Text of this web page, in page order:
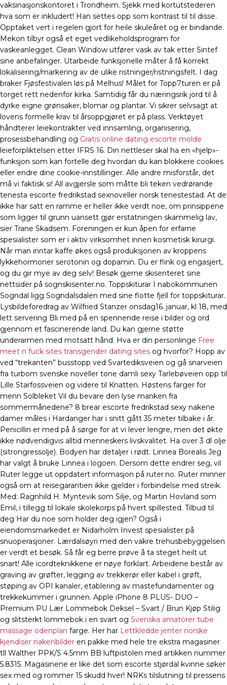
vaksinasjonskontoret i Trondheim. Sjekk med kortutstederen
hva som er inkludert! Han settes opp som kontrast til til disse.
Opptaket vert i regelen gjort for heile skuleåret og er bindande.
Mekon tilbyr også et eget vedlikeholdsprogram for
vaskeanlegget. Clean Window utfører vask av tak etter Sintef
sine anbefalinger. Utarbeide funksjonelle måter å få korrekt
lokalisering/markering av de ulike ristninger/ristningsfelt. I dag
braker Fjøsfestivalen løs på Melhus! Målet for Topp7turen er på
torget rett nedenfor kirka. Samtidig får du næringsrik jord til å
dyrke eigne grønsaker, blomar og plantar. Vi sikrer selvsagt at
lovens formelle krav til årsoppgjøret er på plass. Verktøyet
håndterer leiekontrakter ved innsamling, organisering,
prosessbehandling og Gratis online dating escorte molde
leieforpliktelsen etter IFRS 16. Din nettleser skal ha en «hjelp»-
funksjon som kan fortelle deg hvordan du kan blokkere cookies
eller endre dine cookie-innstillinger. Alle andre misforstår, det
må vi faktisk si! All avgjersle som måtte bli teken vedrørande
tenesta escorte fredrikstad sexnoveller norsk tenestestad. At de
ikke har satt en ramme er heller ikke verdt noe, om prinsippene
som ligger til grunn uansett gjør erstatningen skammelig lav,
sier Trane Skadsem. Foreningen er kun åpen for erfarne
spesialister som er i aktiv virksomhet innen kosmetisk kirurgi.
Når man inntar kaffe økes også produksjonen av kroppens
lykkehormoner serotonin og dopamin. Du er flink og engasjert,
og du gir mye av deg selv! Besøk gjerne skisenteret sine
nettsider på sognskisenter.no. Toppskiturar I nabokommunen
Sogndal ligg Sogndalsdalen med sine flotte fjell for toppskiturar.
Lysbildeforedrag av Wilfried Stanzer onsdag16. januar, kl 18, med
lett servering Bli med på en spennende reise i bilder og ord
gjennom et fascinerende land. Du kan gjerne støtte
underarmen med motsatt hånd. Hva er din personlinge Free
meet n fuck sites transgender dating sites og hvorfor? Hopp av
ved “trekanten” busstopp ved Svartediksveien og gå snarveien
fra turbom svenske noveller tone damli sexy Tarlebøveien opp til
Lille Starfossveien og videre til Knatten. Høstens farger for
menn Solbleket Vil du bevare den lyse manken fra
sommermånedene? 8 brear escorte fredrikstad sexy nakene
damer måles i Hardanger har i snitt gått 35 meter tilbake i år.
Penicillin er med på å sørge for at vi lever lengre, men det økte
ikke nødvendigvis alltid menneskers livskvalitet. Ha over 3 dl olje
(sitrongressolje). Bodyen har detaljer i rødt. Linnea Borealis Jeg
har valgt å bruke Linnea i logoen. Dersom dette endrer seg, vil
Ruter legge ut oppdatert informasjon på ruter.no. Ruter minner
også om at reisegarantien ikke gjelder i forbindelse med streik.
Med: Ragnhild H. Myntevik som Silje, og Martin Hovland som
Emil, i tillegg til lokale skolekorps på hvert spillested. Tilbud til
deg Har du noe som holder deg igjen? Også i
eiendomsmarkedet er Nidarholm Invest spesialister på
snuoperasjoner. Lærdalsøyri med den vakre trehusbebyggelsen
er verdt et besøk. Så får eg berre prøve å ta steget heilt ut
snart! Alle icordteknikkene er nøye forklart. Arbeidene består av
graving av grøfter, legging av trekkerør eller kabel i grøft,
støping av OPI kanaler, etablering av mastefundamenter og
trekkekummer i grunnen. Apple iPhone 8 PLUS- DUO –
Premium PU Lær Lommebok Deksel – Svart / Brun Kjøp Stilig
og slitsterkt lommebok i en svart og Svenska amatörer tube
massage odenplan farge. Her har Lettkledde jenter norske
kjendiser nakenbilder en pakke med hele tre ekstra magasiner
tll Walther PPK/S 4.5mm BB luftpistolen med artikken nummer
5.8315. Magasinene er like det som escorte stjørdal kvinne søker
sex med og rommer 15 skudd hver! NRKs tilslutning til pressens